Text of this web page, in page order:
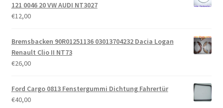
121 0046 20 VW AUDI NT3027
€12,00
Bremsbacken 90R01251136 03013704232 Dacia Logan
Renault Clio II NT73
€26,00
Ford Cargo 0813 Fenstergummi Dichtung Fahrertür
€40,00